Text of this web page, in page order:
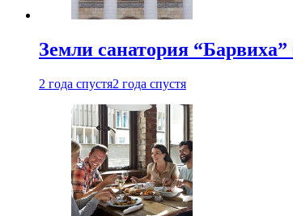
Земли санатория
2 года спустя2 года спустя